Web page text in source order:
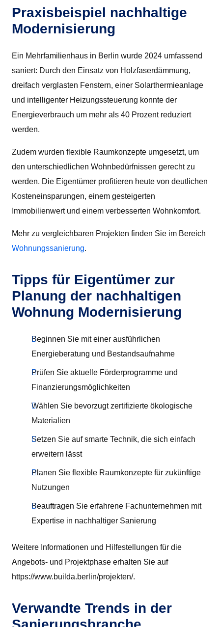
Praxisbeispiel nachhaltige
Modernisierung
Ein Mehrfamilienhaus in Berlin wurde 2024 umfassend
saniert: Durch den Einsatz von Holzfaserdämmung,
dreifach verglasten Fenstern, einer Solarthermieanlage
und intelligenter Heizungssteuerung konnte der
Energieverbrauch um mehr als 40 Prozent reduziert
werden.
Zudem wurden flexible Raumkonzepte umgesetzt, um
den unterschiedlichen Wohnbedürfnissen gerecht zu
werden. Die Eigentümer profitieren heute von deutlichen
Kosteneinsparungen, einem gesteigerten
Immobilienwert und einem verbesserten Wohnkomfort.
Mehr zu vergleichbaren Projekten finden Sie im Bereich
Wohnungssanierung.
Tipps für Eigentümer zur
Planung der nachhaltigen
Wohnung Modernisierung
Beginnen Sie mit einer ausführlichen
Energieberatung und Bestandsaufnahme
Prüfen Sie aktuelle Förderprogramme und
Finanzierungsmöglichkeiten
Wählen Sie bevorzugt zertifizierte ökologische
Materialien
Setzen Sie auf smarte Technik, die sich einfach
erweitern lässt
Planen Sie flexible Raumkonzepte für zukünftige
Nutzungen
Beauftragen Sie erfahrene Fachunternehmen mit
Expertise in nachhaltiger Sanierung
Weitere Informationen und Hilfestellungen für die
Angebots- und Projektphase erhalten Sie auf
https://www.builda.berlin/projekten/.
Verwandte Trends in der